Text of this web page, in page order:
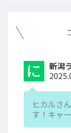
新潟
ヒカルさ
す！キャ